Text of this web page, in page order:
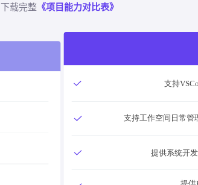
下载完整《项目能力对比表》